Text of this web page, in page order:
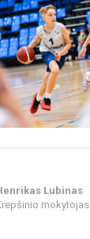
Lubinas
mokytojas